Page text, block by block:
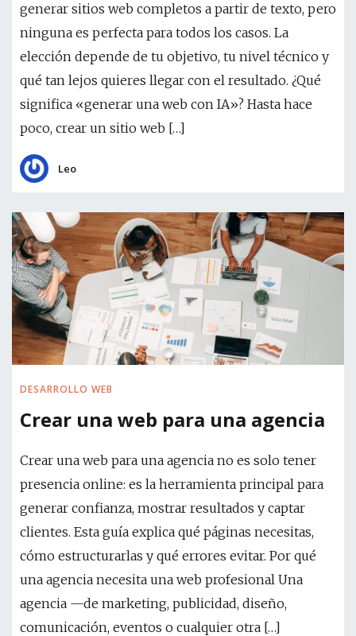
generar sitios web completos a partir de texto, pero
ninguna es perfecta para todos los casos. La
elección depende de tu objetivo, tu nivel técnico y
qué tan lejos quieres llegar con el resultado. ¿Qué
significa «generar una web con IA»? Hasta hace
poco, crear un sitio web […]
Leo
DESARROLLO WEB
Crear una web para una agencia
Crear una web para una agencia no es solo tener
presencia online: es la herramienta principal para
generar confianza, mostrar resultados y captar
clientes. Esta guía explica qué páginas necesitas,
cómo estructurarlas y qué errores evitar. Por qué
una agencia necesita una web profesional Una
agencia —de marketing, publicidad, diseño,
comunicación, eventos o cualquier otra […]